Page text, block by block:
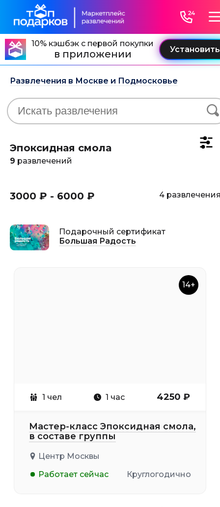
10% кэшбэк с первой покупки
в приложении
Развлечения в Москве и Подмосковье
Эпоксидная смола
9 развлечений
3000 ₽ - 6000 ₽ 4
Подарочный сертификат
Большая Радость
14+
1 чел 1 час 4250 ₽
Мастер-класс Эпоксидная смола,
в составе группы
Центр Москвы
Работает сейчас
Круглогодично